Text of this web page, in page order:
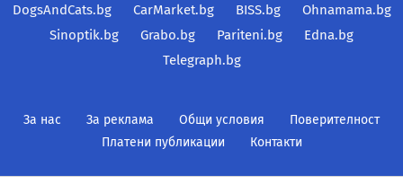
DogsAndCats.bg
CarMarket.bg BISS.bg
Ohnamama.bg
Sinoptik.bg
Grabo.bg Pariteni.bg
Edna.bg
Telegraph.bg
За нас За реклама Общи условия
Поверителност
Платени публикации
Контакти